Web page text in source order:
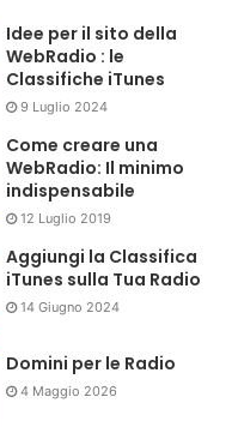
Idee per il sito della
WebRadio : le
Classifiche iTunes
9 Luglio 2024
Come creare una
WebRadio: Il minimo
indispensabile
12 Luglio 2019
Aggiungi la Classifica
iTunes sulla Tua Radio
14 Giugno 2024
Domini per le Radio
4 Maggio 2026